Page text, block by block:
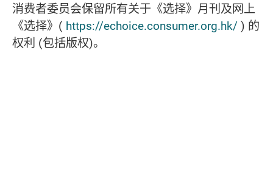
消费者委员会保留所有关于《选择》月刊及网上
《选择》 ( https://echoice.consumer.org.hk/) 的
权利 (包括版权)。